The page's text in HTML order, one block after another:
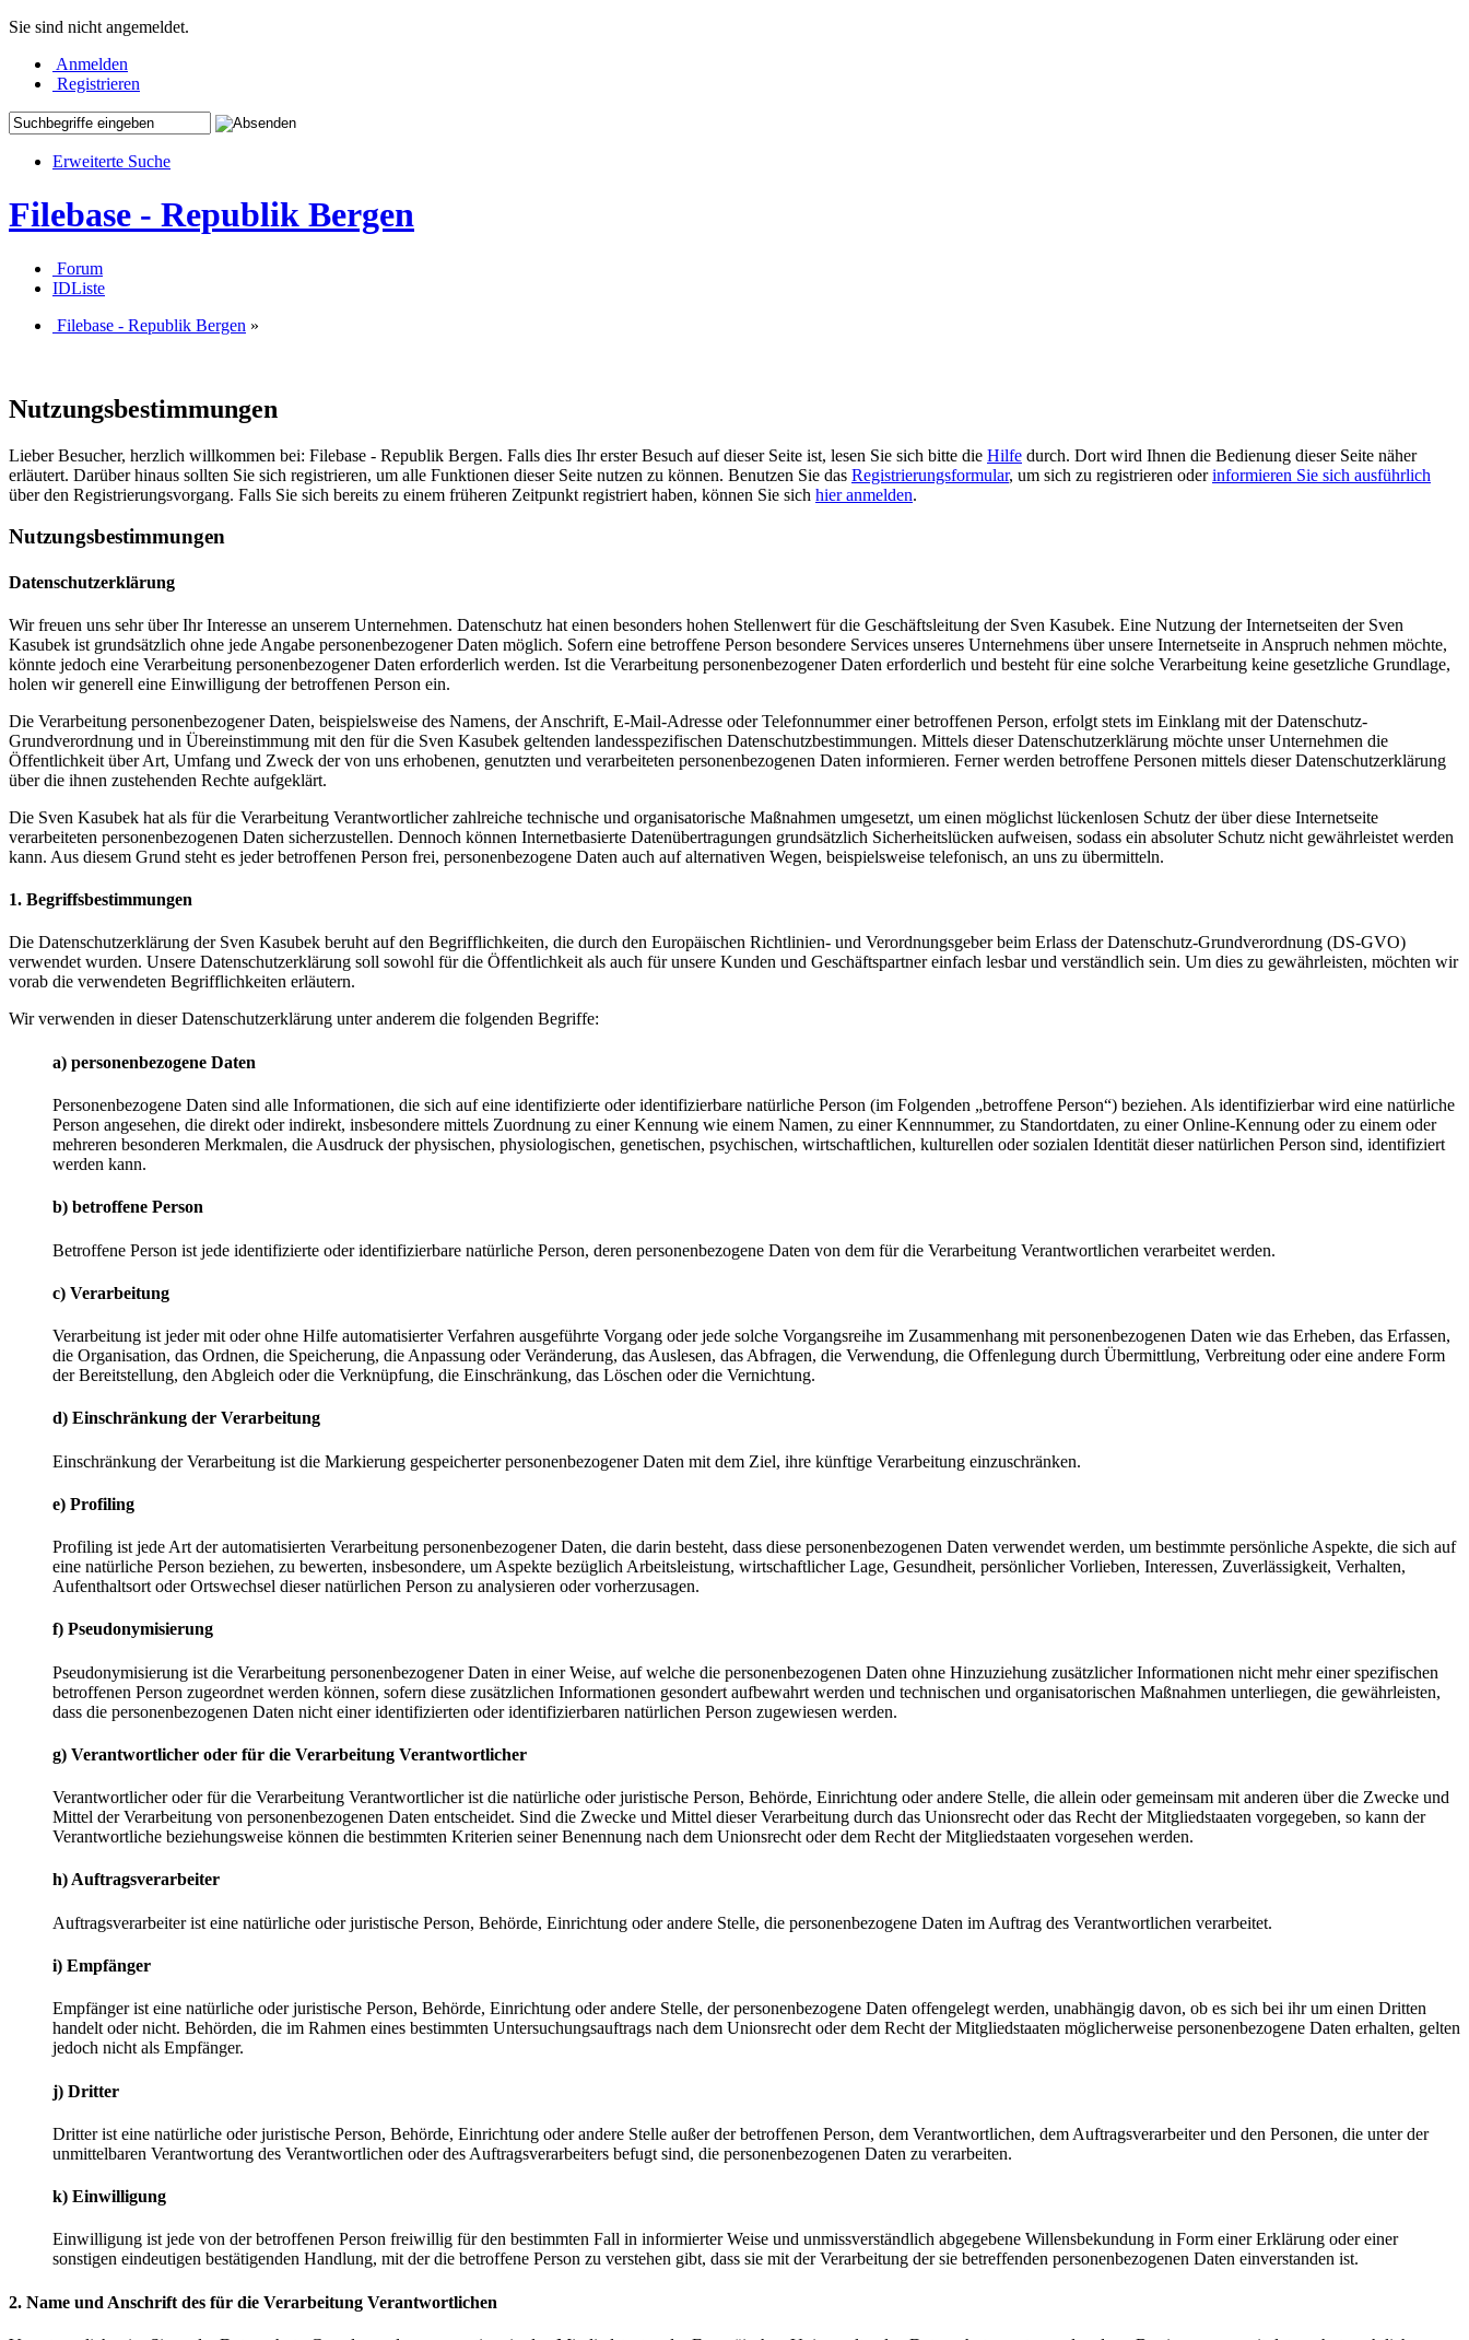
Sie sind nicht angemeldet.
Anmelden
Registrieren
Erweiterte Suche
Filebase - Republik Bergen
Forum
IDListe
Filebase - Republik Bergen »
Nutzungsbestimmungen
Lieber Besucher, herzlich willkommen bei: Filebase - Republik Bergen. Falls dies Ihr erster Besuch auf dieser Seite ist, lesen Sie sich bitte die Hilfe durch. Dort wird Ihnen die Bedienung dieser Seite näher
erläutert. Darüber hinaus sollten Sie sich registrieren, um alle Funktionen dieser Seite nutzen zu können. Benutzen Sie das Registrierungsformular, um sich zu registrieren oderinformieren Sie sich ausführlich
über den Registrierungsvorgang. Falls Sie sich bereits zu einem früheren Zeitpunkt registriert haben, können Sie sich hier anmelden.
Nutzungsbestimmungen
Datenschutzerklärung
Wir freuen uns sehr über Ihr Interesse an unserem Unternehmen. Datenschutz hat einen besonders hohen Stellenwert für die Geschäftsleitung der Sven Kasubek. Eine Nutzung der Internetseiten der Sven
Kasubek ist grundsätzlich ohne jede Angabe personenbezogener Daten möglich. Sofern eine betroffene Person besondere Services unseres Unternehmens über unsere Internetseite in Anspruch nehmen möchte,
könnte jedoch eine Verarbeitung personenbezogener Daten erforderlich werden. Ist die Verarbeitung personenbezogener Daten erforderlich und besteht für eine solche Verarbeitung keine gesetzliche Grundlage,
holen wir generell eine Einwilligung der betroffenen Person ein.
Die Verarbeitung personenbezogener Daten, beispielsweise des Namens, der Anschrift, E-Mail-Adresse oder Telefonnummer einer betroffenen Person, erfolgt stets im Einklang mit der Datenschutz-
Grundverordnung und in Übereinstimmung mit den für die Sven Kasubek geltenden landesspezifischen Datenschutzbestimmungen. Mittels dieser Datenschutzerklärung möchte unser Unternehmen die
Öffentlichkeit über Art, Umfang und Zweck der von uns erhobenen, genutzten und verarbeiteten personenbezogenen Daten informieren. Ferner werden betroffene Personen mittels dieser Datenschutzerklärung
über die ihnen zustehenden Rechte aufgeklärt.
Die Sven Kasubek hat als für die Verarbeitung Verantwortlicher zahlreiche technische und organisatorische Maßnahmen umgesetzt, um einen möglichst lückenlosen Schutz der über diese Internetseite
verarbeiteten personenbezogenen Daten sicherzustellen. Dennoch können Internetbasierte Datenübertragungen grundsätzlich Sicherheitslücken aufweisen, sodass ein absoluter Schutz nicht gewährleistet werden
kann. Aus diesem Grund steht es jeder betroffenen Person frei, personenbezogene Daten auch auf alternativen Wegen, beispielsweise telefonisch, an uns zu übermitteln.
1. Begriffsbestimmungen
Die Datenschutzerklärung der Sven Kasubek beruht auf den Begrifflichkeiten, die durch den Europäischen Richtlinien- und Verordnungsgeber beim Erlass der Datenschutz-Grundverordnung (DS-GVO)
verwendet wurden. Unsere Datenschutzerklärung soll sowohl für die Öffentlichkeit als auch für unsere Kunden und Geschäftspartner einfach lesbar und verständlich sein. Um dies zu gewährleisten, möchten wir
vorab die verwendeten Begrifflichkeiten erläutern.
Wir verwenden in dieser Datenschutzerklärung unter anderem die folgenden Begriffe:
a) personenbezogene Daten
Personenbezogene Daten sind alle Informationen, die sich auf eine identifizierte oder identifizierbare natürliche Person (im Folgenden „betroffene Person“) beziehen. Als identifizierbar wird eine natürliche
Person angesehen, die direkt oder indirekt, insbesondere mittels Zuordnung zu einer Kennung wie einem Namen, zu einer Kennnummer, zu Standortdaten, zu einer Online-Kennung oder zu einem oder
mehreren besonderen Merkmalen, die Ausdruck der physischen, physiologischen, genetischen, psychischen, wirtschaftlichen, kulturellen oder sozialen Identität dieser natürlichen Person sind, identifiziert
werden kann.
b) betroffene Person
Betroffene Person ist jede identifizierte oder identifizierbare natürliche Person, deren personenbezogene Daten von dem für die Verarbeitung Verantwortlichen verarbeitet werden.
c) Verarbeitung
Verarbeitung ist jeder mit oder ohne Hilfe automatisierter Verfahren ausgeführte Vorgang oder jede solche Vorgangsreihe im Zusammenhang mit personenbezogenen Daten wie das Erheben, das Erfassen,
die Organisation, das Ordnen, die Speicherung, die Anpassung oder Veränderung, das Auslesen, das Abfragen, die Verwendung, die Offenlegung durch Übermittlung, Verbreitung oder eine andere Form
der Bereitstellung, den Abgleich oder die Verknüpfung, die Einschränkung, das Löschen oder die Vernichtung.
d) Einschränkung der Verarbeitung
Einschränkung der Verarbeitung ist die Markierung gespeicherter personenbezogener Daten mit dem Ziel, ihre künftige Verarbeitung einzuschränken.
e) Profiling
Profiling ist jede Art der automatisierten Verarbeitung personenbezogener Daten, die darin besteht, dass diese personenbezogenen Daten verwendet werden, um bestimmte persönliche Aspekte, die sich auf
eine natürliche Person beziehen, zu bewerten, insbesondere, um Aspekte bezüglich Arbeitsleistung, wirtschaftlicher Lage, Gesundheit, persönlicher Vorlieben, Interessen, Zuverlässigkeit, Verhalten,
Aufenthaltsort oder Ortswechsel dieser natürlichen Person zu analysieren oder vorherzusagen.
f) Pseudonymisierung
Pseudonymisierung ist die Verarbeitung personenbezogener Daten in einer Weise, auf welche die personenbezogenen Daten ohne Hinzuziehung zusätzlicher Informationen nicht mehr einer spezifischen
betroffenen Person zugeordnet werden können, sofern diese zusätzlichen Informationen gesondert aufbewahrt werden und technischen und organisatorischen Maßnahmen unterliegen, die gewährleisten,
dass die personenbezogenen Daten nicht einer identifizierten oder identifizierbaren natürlichen Person zugewiesen werden.
g) Verantwortlicher oder für die Verarbeitung Verantwortlicher
Verantwortlicher oder für die Verarbeitung Verantwortlicher ist die natürliche oder juristische Person, Behörde, Einrichtung oder andere Stelle, die allein oder gemeinsam mit anderen über die Zwecke und
Mittel der Verarbeitung von personenbezogenen Daten entscheidet. Sind die Zwecke und Mittel dieser Verarbeitung durch das Unionsrecht oder das Recht der Mitgliedstaaten vorgegeben, so kann der
Verantwortliche beziehungsweise können die bestimmten Kriterien seiner Benennung nach dem Unionsrecht oder dem Recht der Mitgliedstaaten vorgesehen werden.
h) Auftragsverarbeiter
Auftragsverarbeiter ist eine natürliche oder juristische Person, Behörde, Einrichtung oder andere Stelle, die personenbezogene Daten im Auftrag des Verantwortlichen verarbeitet.
i) Empfänger
Empfänger ist eine natürliche oder juristische Person, Behörde, Einrichtung oder andere Stelle, der personenbezogene Daten offengelegt werden, unabhängig davon, ob es sich bei ihr um einen Dritten
handelt oder nicht. Behörden, die im Rahmen eines bestimmten Untersuchungsauftrags nach dem Unionsrecht oder dem Recht der Mitgliedstaaten möglicherweise personenbezogene Daten erhalten, gelten
jedoch nicht als Empfänger.
j) Dritter
Dritter ist eine natürliche oder juristische Person, Behörde, Einrichtung oder andere Stelle außer der betroffenen Person, dem Verantwortlichen, dem Auftragsverarbeiter und den Personen, die unter der
unmittelbaren Verantwortung des Verantwortlichen oder des Auftragsverarbeiters befugt sind, die personenbezogenen Daten zu verarbeiten.
k) Einwilligung
Einwilligung ist jede von der betroffenen Person freiwillig für den bestimmten Fall in informierter Weise und unmissverständlich abgegebene Willensbekundung in Form einer Erklärung oder einer
sonstigen eindeutigen bestätigenden Handlung, mit der die betroffene Person zu verstehen gibt, dass sie mit der Verarbeitung der sie betreffenden personenbezogenen Daten einverstanden ist.
2. Name und Anschrift des für die Verarbeitung Verantwortlichen